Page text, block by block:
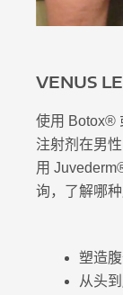
VENUS
使用 Botox®
注射剂在男
用
询，了解哪种
塑造
从头